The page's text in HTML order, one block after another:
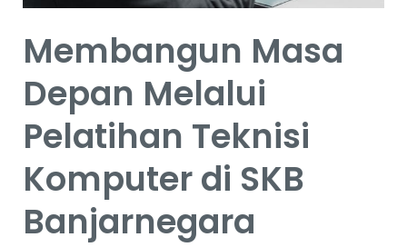
Membangun Masa
Depan Melalui
Pelatihan Teknisi
Komputer di SKB
Banjarnegara